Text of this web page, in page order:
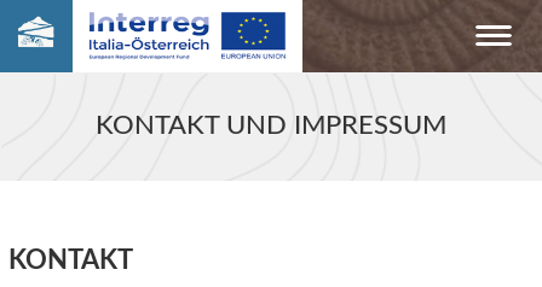
KONTAKT UND IMPRESSUM
KONTAKT